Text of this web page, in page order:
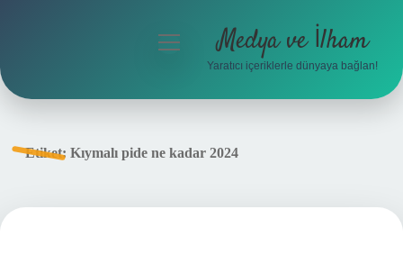
menüyü
Medya ve İlham
Yaratıcı içeriklerle dünyaya bağlan!
Etiket: Kıymalı pide ne kadar 2024